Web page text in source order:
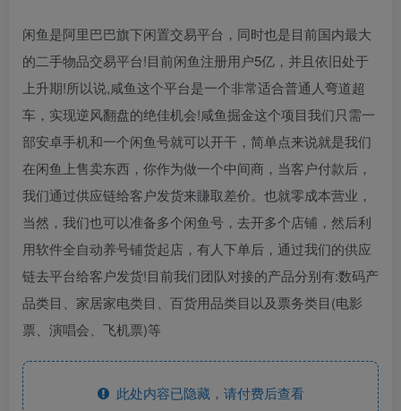
闲鱼是阿里巴巴旗下闲置交易平台，同时也是目前国内最大
的二手物品交易平台!目前闲鱼注册用户5亿，并且依旧处于
上升期!所以说,咸鱼这个平台是一个非常适合普通人弯道超
车，实现逆风翻盘的绝佳机会!咸鱼掘金这个项目我们只需一
部安卓手机和一个闲鱼号就可以开干，简单点来说就是我们
在闲鱼上售卖东西，你作为做一个中间商，当客户付款后，
我们通过供应链给客户发货来賺取差价。也就零成本营业，
当然，我们也可以准备多个闲鱼号，去开多个店铺，然后利
用软件全自动养号铺货起店，有人下单后，通过我们的供应
链去平台给客户发货!目前我们团队对接的产品分别有:数码产
品类目、家居家电类目、百货用品类目以及票务类目(电影
票、演唱会、飞机票)等
此处内容已隐藏，请付费后查看